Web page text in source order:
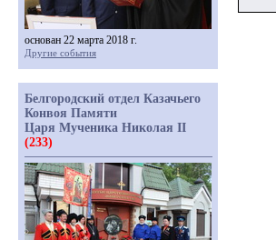
основан 22 марта 2018 г.
Другие события
Белгородский отдел Казачьего
Конвоя Памяти
Царя Мученика Николая II
(233)